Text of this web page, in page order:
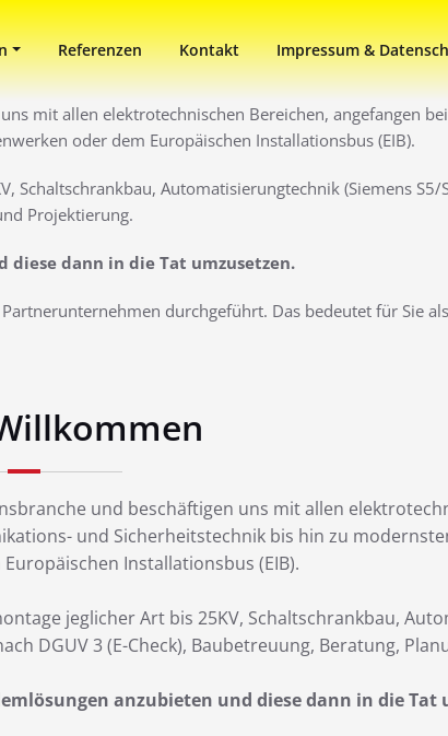
Referenzen Kontakt Impressum &
mit allen elektrotechnischen Bereichen, angefangen
oder dem Europäischen Installationsbus (EIB).
Automatisierungtechnik (Siemens S5/
Projektierung.
diese dann in die Tat umzusetzen.
durchgeführt. Das bedeutet für Sie
und beschäftigen uns mit allen
und Sicherheitstechnik bis hin zu
Installationsbus (EIB).
jeglicher Art bis 25KV, Schaltschrankbau,
DGUV 3 (E-Check), Baubetreuung, Beratung,
anzubieten und diese dann in die Tat